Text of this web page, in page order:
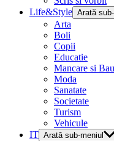
Life&Style Arată
Arta
Boli
Copii
Educatie
Mancare si
Moda
Sanatate
Societate
Turism
Vehicule
IT Arată sub-meniul